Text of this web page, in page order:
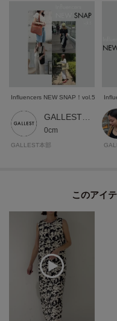
た、パソコン・スマートフォン
が異なる場合もございます。
Influencers NEW SNAP！vol.5
0cm
GALLEST本部
このアイ